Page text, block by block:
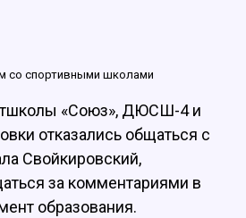
со спортивными школами
«Союз», ДЮСШ-4 и
отказались общаться с
Свойкировский,
за комментариями в
образования.